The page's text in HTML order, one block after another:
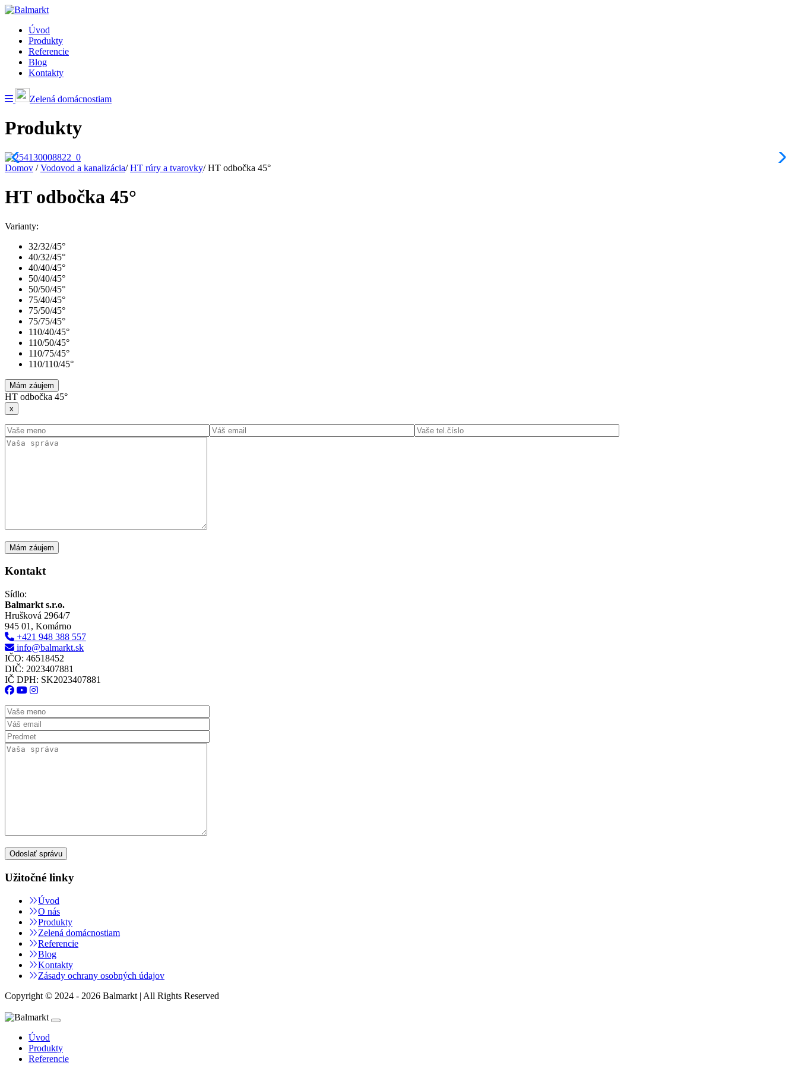
Úvod
Produkty
Referencie
Blog
Kontakty
Zelená domácnostiam
Produkty
Domov / Vodovod a kanalizácia/ HT rúry a tvarovky/ HT odbočka 45°
HT odbočka 45°
Varianty:
32/32/45°
40/32/45°
40/40/45°
50/40/45°
50/50/45°
75/40/45°
75/50/45°
75/75/45°
110/40/45°
110/50/45°
110/75/45°
110/110/45°
Mám záujem
HT odbočka 45°
x
Kontakt
Sídlo:
Balmarkt s.r.o.
Hrušková 2964/7
945 01, Komárno
+421 948 388 557
info@balmarkt.sk
IČO: 46518452
DIČ: 2023407881
IČ DPH: SK2023407881
Užitočné linky
Úvod
O nás
Produkty
Zelená domácnostiam
Referencie
Blog
Kontakty
Zásady ochrany osobných údajov
Copyright © 2024 - 2026 Balmarkt | All Rights Reserved
Úvod
Produkty
Referencie